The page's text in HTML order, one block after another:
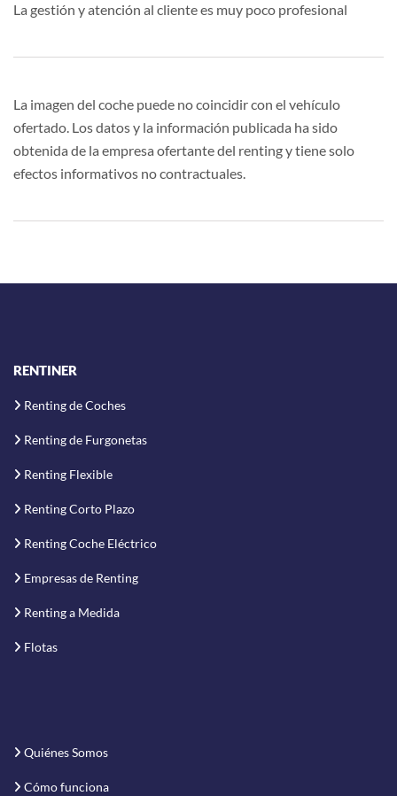
La gestión y atención al cliente es muy poco profesional
La imagen del coche puede no coincidir con el vehículo
ofertado. Los datos y la información publicada ha sido
obtenida de la empresa ofertante del renting y tiene solo
efectos informativos no contractuales.
RENTINER
Renting de Coches
Renting de Furgonetas
Renting Flexible
Renting Corto Plazo
Renting Coche Eléctrico
Empresas de Renting
Renting a Medida
Flotas
Quiénes Somos
Cómo funciona